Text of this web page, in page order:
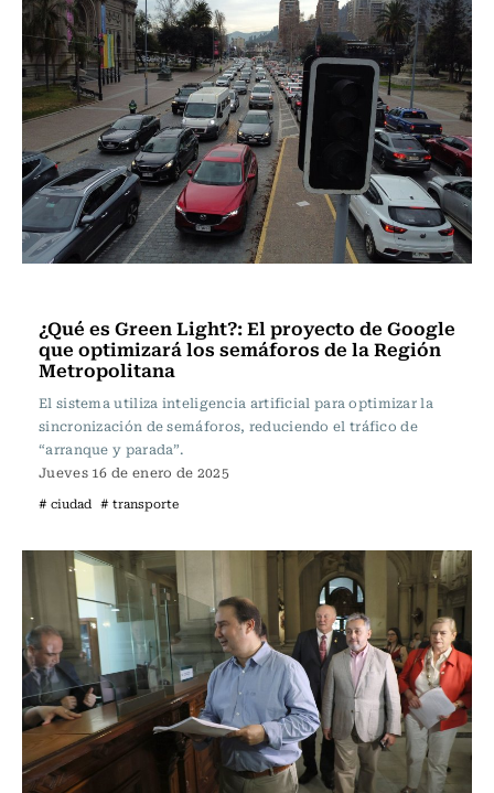
¿Qué es Green Light?: El proyecto de Google
que optimizará los semáforos de la Región
Metropolitana
El sistema utiliza inteligencia artificial para optimizar la
sincronización de semáforos, reduciendo el tráfico de
“arranque y parada”.
Jueves 16 de enero de 2025
# ciudad # transporte